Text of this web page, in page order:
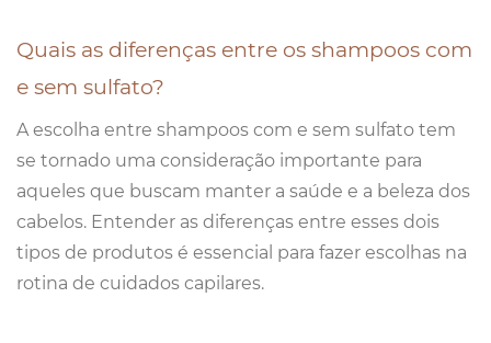
Quais as diferenças entre os shampoos com
e sem sulfato?
A escolha entre shampoos com e sem sulfato tem
se tornado uma consideração importante para
aqueles que buscam manter a saúde e a beleza dos
cabelos. Entender as diferenças entre esses dois
tipos de produtos é essencial para fazer escolhas na
rotina de cuidados capilares.